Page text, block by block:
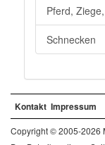
Pferd,
Schnecken
Kontakt Impressum
Copyright © 2005-2026